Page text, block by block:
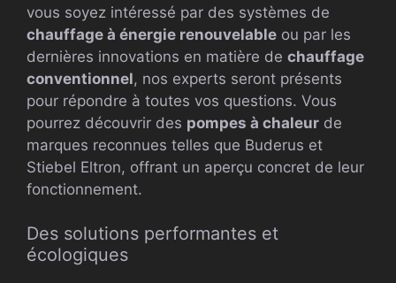
vous soyez intéressé par des systèmes de
chauffage à énergie renouvelable ou par les
dernières innovations en matière de chauffage
conventionnel, nos experts seront présents
pour répondre à toutes vos questions. Vous
pourrez découvrir des pompes à chaleur de
marques reconnues telles que Buderus et
Stiebel Eltron, offrant un aperçu concret de leur
fonctionnement.
Des solutions performantes et
écologiques